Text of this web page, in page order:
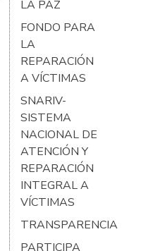
LA PAZ
FONDO PARA
LA
REPARACIÓN
A VÍCTIMAS
SNARIV-
SISTEMA
NACIONAL DE
ATENCIÓN Y
REPARACIÓN
INTEGRAL A
VÍCTIMAS
TRANSPARENCIA
PARTICIPA